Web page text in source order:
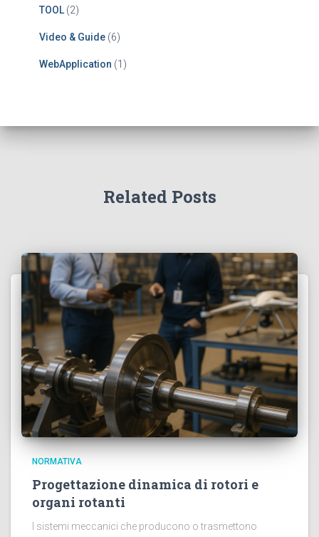
TOOL (2)
Video & Guide (6)
WebApplication (1)
Related Posts
NORMATIVA
Progettazione dinamica di rotori e
organi rotanti
I sistemi meccanici che producono o trasmettono